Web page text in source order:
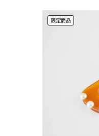
限定商品